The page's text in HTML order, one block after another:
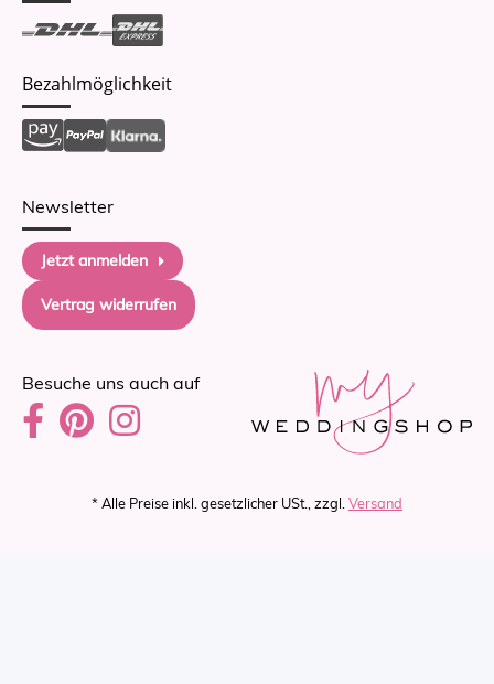
Bezahlmöglichkeit
Newsletter
Jetzt anmelden
Vertrag widerrufen
Besuche uns auch auf
* Alle Preise inkl. gesetzlicher USt., zzgl. Versand